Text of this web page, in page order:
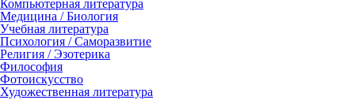
Компьютерная литература
Медицина / Биология
Учебная литература
Психология / Саморазвитие
Религия / Эзотерика
Философия
Фотоискусство
Художественная литература